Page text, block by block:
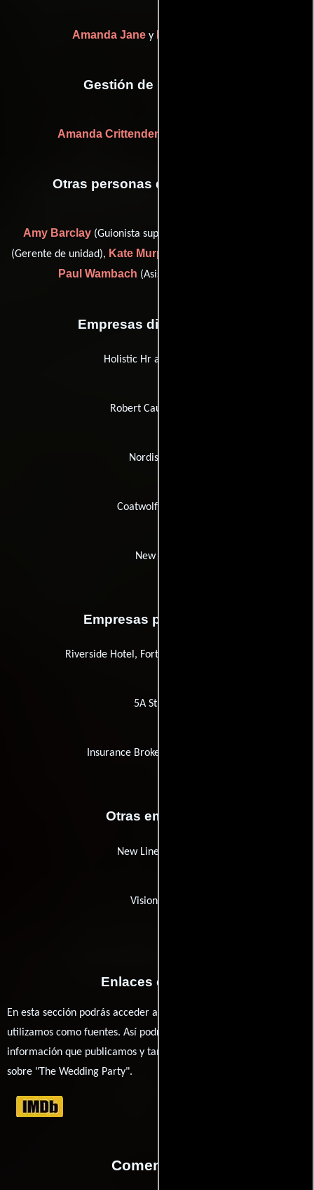
Amanda Janey
Gestión de producción
Amanda Crittenden
Otras personas que participaron
Amy Barclay(Guionista supervisor),
(Gerente de unidad), Kate Murphy
Paul Wambach (Asistente de producción)
Empresas distribuidoras
Holistic Hr and Security
Robert Cauer Violins
Nordisk Film
Coatwolf Systems
New KSM
Empresas productoras
Riverside Hotel, Fort Lauderdale, Florida
5A Studios
Insurance Brokers of California
Otras empresas
New Line Cinema
VisionsMCP
Enlaces externos
En esta sección podrás acceder a los recursos externos que
utilizamos como fuentes. Así podrás chequear toda la
información que publicamos y también ampliar tu conocimiento
sobre "The Wedding Party".
Comentarios